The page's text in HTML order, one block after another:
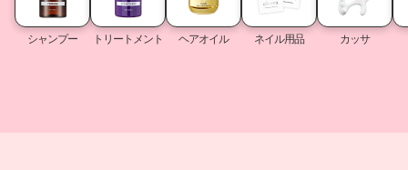
シャンプー トリートメント ヘアオイル ネイル用品 カッサ